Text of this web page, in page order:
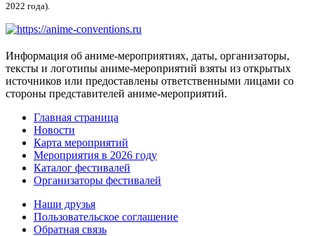
2022 года).
Информация об аниме-мероприятиях, даты, организаторы,
тексты и логотипы аниме-мероприятий взяты из открытых
источников или предоставлены ответственными лицами со
стороны представителей аниме-мероприятий.
Главная страница
Новости
Карта мероприятий
Мероприятия в 2026 году
Каталог фестивалей
Организаторы фестивалей
Наши друзья
Пользовательское соглашение
Обратная связь